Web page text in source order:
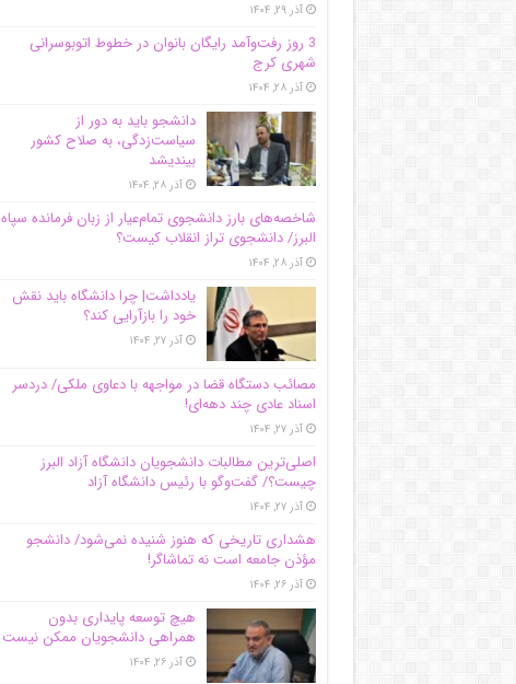
آذر ۲۹, ۱۴۰۴
3 روز رفت‌وآمد رایگان بانوان در خطوط اتوبوسرانی
شهری کرج
آذر ۲۸, ۱۴۰۴
دانشجو باید به دور از
سیاست‌زدگی، به صلاح کشور
بیندیشد
آذر ۲۸, ۱۴۰۴
شاخصه‌های بارز دانشجوی تمام‌عیار از زبان فرمانده سپاه
البرز/ دانشجوی تراز انقلاب کیست؟
آذر ۲۸, ۱۴۰۴
یادداشت| چرا دانشگاه باید نقش
خود را بازآرایی کند؟
آذر ۲۷, ۱۴۰۴
مصائب دستگاه قضا در مواجهه با دعاوی ملکی/ دردسر
اسناد عادی چند‌ دهه‌ای!
آذر ۲۷, ۱۴۰۴
اصلی‌ترین مطالبات دانشجویان دانشگاه آزاد البرز
چیست؟/ گفت‌وگو با رئیس دانشگاه آز‌اد
آذر ۲۷, ۱۴۰۴
هشداری تاریخی که هنوز شنیده نمی‌شود/ دانشجو
مؤذن جامعه است نه تماشاگر!
آذر ۲۶, ۱۴۰۴
هیچ توسعه پایداری بدون
همراهی دانشجویان ممکن نیست
آذر ۲۶, ۱۴۰۴